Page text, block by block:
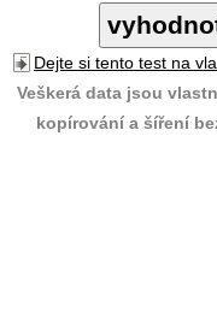
Dejte si tento test na
Veškerá data jsou
kopírování a šíření